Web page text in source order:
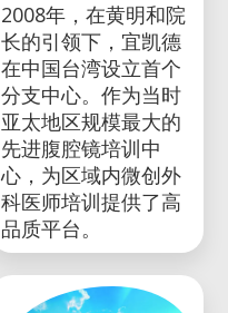
2008年，在黄明和院
长的引领下，宜凯德
在中国台湾设立首个
分支中心。作为当时
亚太地区规模最大的
先进腹腔镜培训中
心，为区域内微创外
科医师培训提供了高
品质平台。